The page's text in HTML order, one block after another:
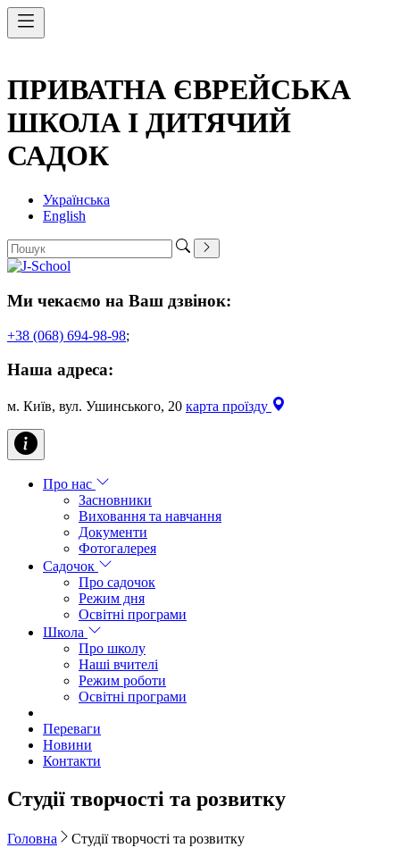
ПРИВАТНА ЄВРЕЙСЬКА
ШКОЛА І ДИТЯЧИЙ
САДОК
Українська
English
Ми чекаємо на Ваш дзвінок:
+38 (068) 694-98-98;
Наша адреса:
м. Київ, вул. Ушинського, 20 карта проїзду
Про нас
Засновники
Виховання та навчання
Документи
Фотогалерея
Садочок
Про садочок
Режим дня
Освітні програми
Школа
Про школу
Наші вчителі
Режим роботи
Освітні програми
Переваги
Новини
Контакти
Студії творчості та розвитку
Головна Студії творчості та розвитку